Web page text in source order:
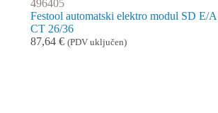
496405
Festool automatski elektro modul SD E/A
CT 26/36
87,64€ (PDV uključen)